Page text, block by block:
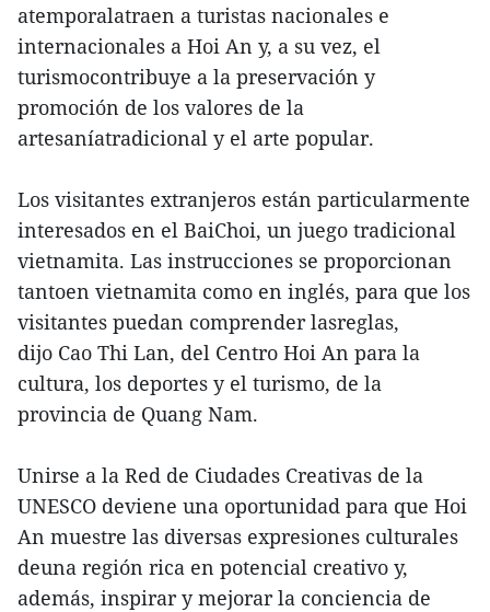
atemporalatraen a turistas nacionales e
internacionales a Hoi An y, a su vez, el
turismocontribuye a la preservación y
promoción de los valores de la
artesaníatradicional y el arte popular.
Los visitantes extranjeros están particularmente
interesados en el BaiChoi, un juego tradicional
vietnamita. Las instrucciones se proporcionan
tantoen vietnamita como en inglés, para que los
visitantes puedan comprender lasreglas,
dijo Cao Thi Lan, del Centro Hoi An para la
cultura, los deportes y el turismo, de la
provincia de Quang Nam.
Unirse a la Red de Ciudades Creativas de la
UNESCO deviene una oportunidad para que Hoi
An muestre las diversas expresiones culturales
deuna región rica en potencial creativo y,
además, inspirar y mejorar la conciencia de